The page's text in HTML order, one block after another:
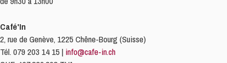
Café'In
2, rue de Genève, 1225 Chêne-Bourg (Suisse)
Tél. 079 203 14 15 | info@cafe-in.ch